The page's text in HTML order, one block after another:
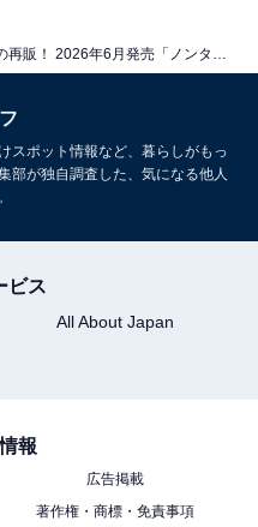
ver.も!? 2026年6月発売の「銀
5種が見逃せない【最新ガチ
スポット情報など、暮らしがもっ
部が独自調査した、気になる他人
ビス
All About Japan
報
広告掲載
著作権・商標・免責事項